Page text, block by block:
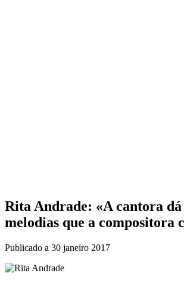
Rita Andrade: «A cantora dá
melodias que a compositora
Publicado a 30 janeiro 2017